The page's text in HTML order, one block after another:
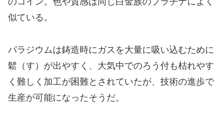
似ている。
パラジウムは鋳造時にガスを大量に吸い込むために
鬆（す）が出やすく、大気中でのろう付も枯れやす
く難しく加工が困難とされていたが、技術の進歩で
生産が可能になったそうだ。